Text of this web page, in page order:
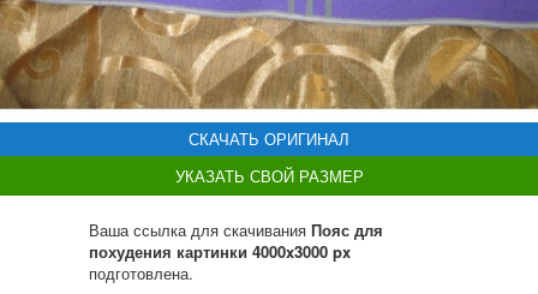
СКАЧАТЬ ОРИГИНАЛ
УКАЗАТЬ СВОЙ РАЗМЕР
Ваша ссылка для скачивания Пояс для
похудения картинки 4000x3000 px
подготовлена.